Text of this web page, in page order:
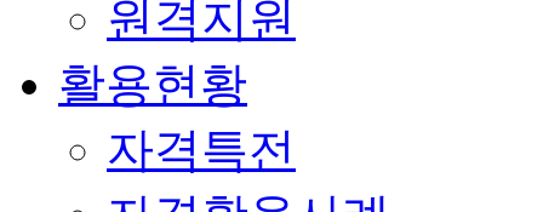
원격지원
활용현황
자격특전